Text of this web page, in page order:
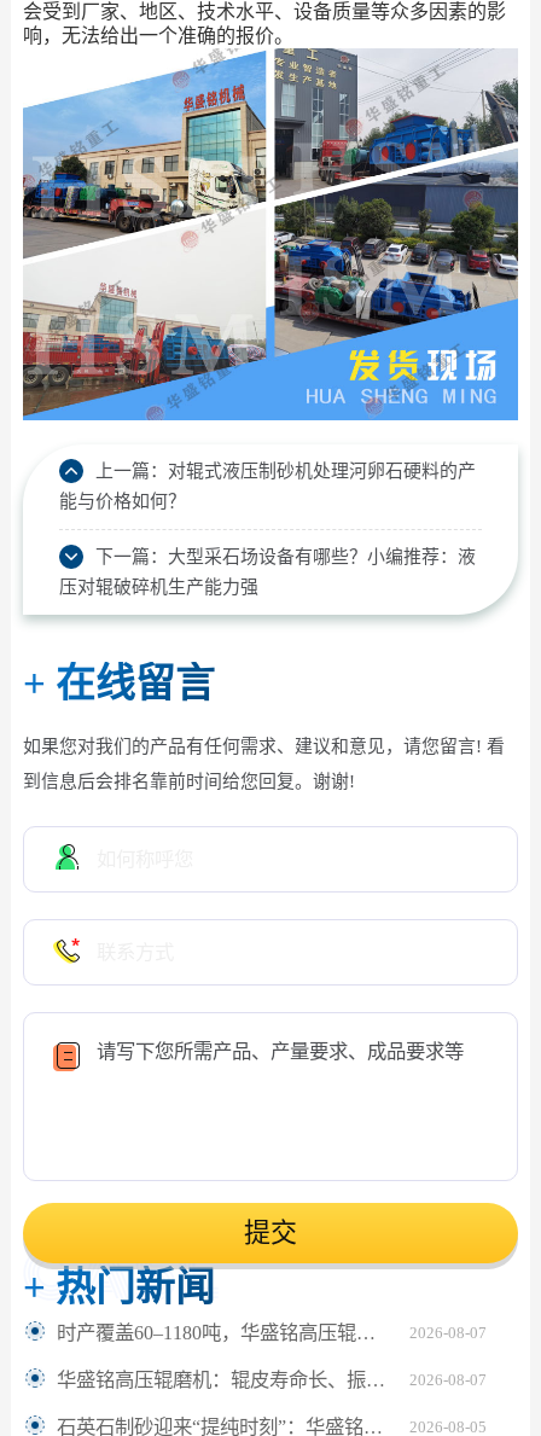
会受到厂家、地区、技术水平、设备质量等众多因素的影
响，无法给出一个准确的报价。
上一篇： 对辊式液压制砂机处理河卵石硬料的产
能与价格如何？
下一篇： 大型采石场设备有哪些？小编推荐：液
压对辊破碎机生产能力强
+ 在线留言
如果您对我们的产品有任何需求、建议和意见，请您留言! 看
到信息后会排名靠前时间给您回复。谢谢!
提交
+ 热门新闻
2026-08-07
时产覆盖60–1180吨，华盛铭高压辊磨机轻松应对鹅卵石制砂
2026-08-07
华盛铭高压辊磨机：辊皮寿命长、振动小，满足水泥熟料24小时连续粉磨
2026-08-05
石英石制砂迎来“提纯时刻”：华盛铭对辊机如何坐稳高纯砂生产C位？